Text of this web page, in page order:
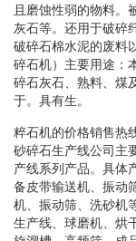
且磨蚀性弱的物料。
灰石等。还用于破碎
破碎石棉水泥的废料
碎石机）主要用途：
碎石灰石、熟料、煤
于。具有生。
粹石机的价格销售热
砂碎石生产线公司主
产线系列产品。具体
备皮带输送机、振动
机、振动筛、洗砂机
生产线、球磨机、烘